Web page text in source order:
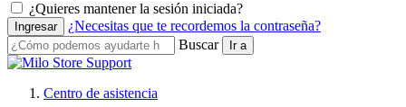
¿Quieres mantener la sesión iniciada?
¿Necesitas que te recordemos la contraseña?
Buscar
Centro de asistencia